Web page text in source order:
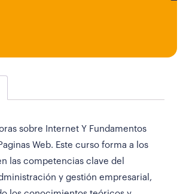
sobre Internet Y Fundamentos
Web. Este curso forma a los
las competencias clave del
y gestión empresarial,